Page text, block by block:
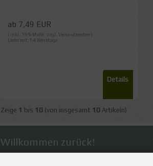
ab 7,49 EUR
( inkl. 19 % MwSt. zzgl. Versandkosten )
Lieferzeit:1-4 Werktage
Details
Zeige 1 bis 10 (von insgesamt 10 Artikeln)
Willkommen zurück!